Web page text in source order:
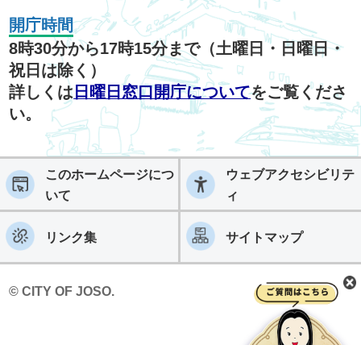
開庁時間
8時30分から17時15分まで（土曜日・日曜日・
祝日は除く）
詳しくは 日曜日窓口開庁についてをご覧くださ
い。
このホームページにつ
いて
ウェブアクセシビリテ
ィ
リンク集 サイトマップ
© CITY OF JOSO.